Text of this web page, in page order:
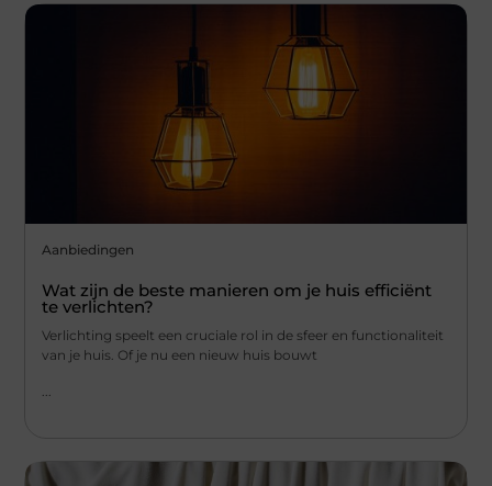
Aanbiedingen
Wat zijn de beste manieren om je huis efficiënt
te verlichten?
Verlichting speelt een cruciale rol in de sfeer en functionaliteit
van je huis. Of je nu een nieuw huis bouwt